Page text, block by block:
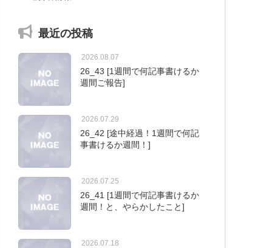
最近の投稿
2026.08.07
26_43 [1週間で何記事書けるか
週間ご報告]
2026.07.29
26_42 [途中経過！1週間で何記
事書けるか週間！]
2026.07.25
26_41 [1週間で何記事書けるか
週間！と、やらかしたこと]
2026.07.18